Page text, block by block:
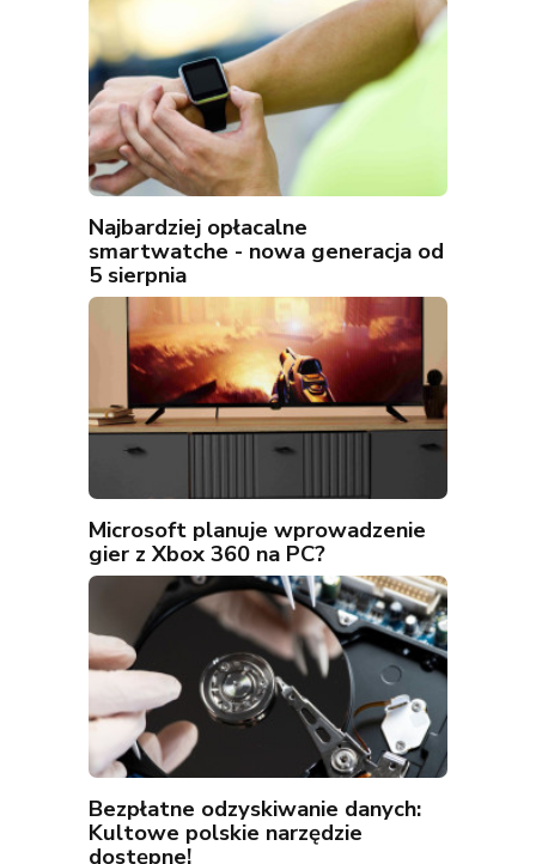
Najbardziej opłacalne
smartwatche - nowa generacja od
5 sierpnia
Microsoft planuje wprowadzenie
gier z Xbox 360 na PC?
Bezpłatne odzyskiwanie danych:
Kultowe polskie narzędzie
dostępne!